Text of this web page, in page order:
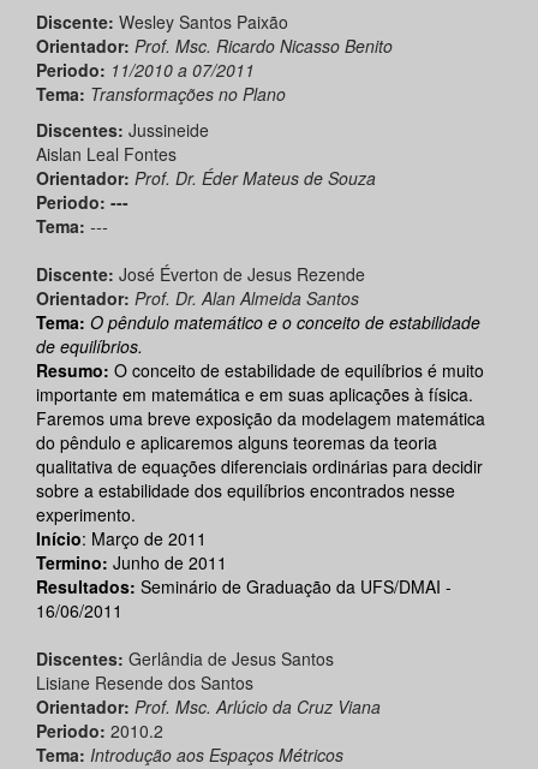
Discente: Wesley Santos Paixão
Orientador: Prof. Msc. Ricardo Nicasso Benito
Periodo: 11/2010 a 07/2011
Tema: Transformações no Plano
Discentes: Jussineide
Aislan Leal Fontes
Orientador: Prof. Dr. Éder Mateus de Souza
Periodo: ---
Tema: ---
Discente: José Éverton de Jesus Rezende
Orientador: Prof. Dr. Alan Almeida Santos
Tema: O pêndulo matemático e o conceito de estabilidade
de equilíbrios.
Resumo: O conceito de estabilidade de equilíbrios é muito
importante em matemática e em suas aplicações à física.
Faremos uma breve exposição da modelagem matemática
do pêndulo e aplicaremos alguns teoremas da teoria
qualitativa de equações diferenciais ordinárias para decidir
sobre a estabilidade dos equilíbrios encontrados nesse
experimento.
Início: Março de 2011
Termino: Junho de 2011
Resultados: Seminário de Graduação da UFS/DMAI -
16/06/2011
Discentes: Gerlândia de Jesus Santos
Lisiane Resende dos Santos
Orientador: Prof. Msc. Arlúcio da Cruz Viana
Periodo: 2010.2
Tema: Introdução aos Espaços Métricos